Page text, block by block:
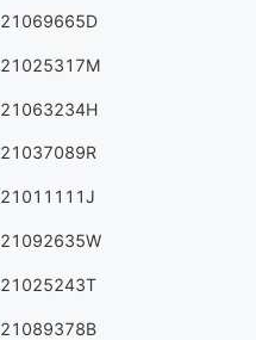
21069665D
21025317M
21063234H
21037089R
21011111J
21092635W
21025243T
21089378B